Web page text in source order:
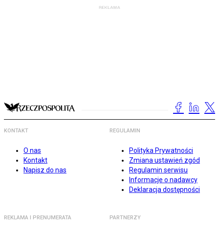
KONTAKT
O nas
Kontakt
Napisz do nas
REGULAMIN
Polityka Prywatności
Zmiana ustawień zgód
Regulamin serwisu
Informacje o nadawcy
Deklaracja dostępności
REKLAMA I PRENUMERATA PARTNERZY